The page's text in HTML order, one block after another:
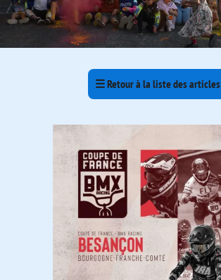
☰Retour à la liste des articles